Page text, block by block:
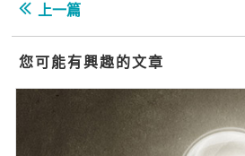
上一篇
您可能有興趣的文章